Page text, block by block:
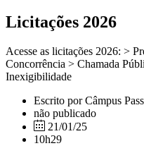
Licitações 2026
Acesse as licitações 2026: >
Concorrência > Chamada
Inexigibilidade
Escrito por Câmpus
não publicado
21/01/25
10h29